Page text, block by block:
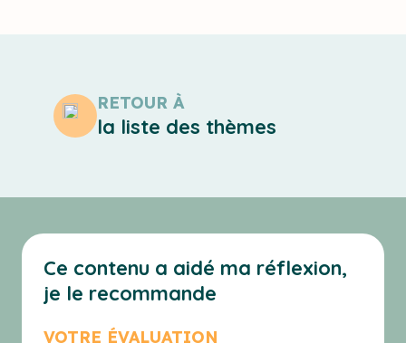
RETOUR À
la liste des thèmes
Ce contenu a aidé ma réflexion,
je le recommande
VOTRE ÉVALUATION